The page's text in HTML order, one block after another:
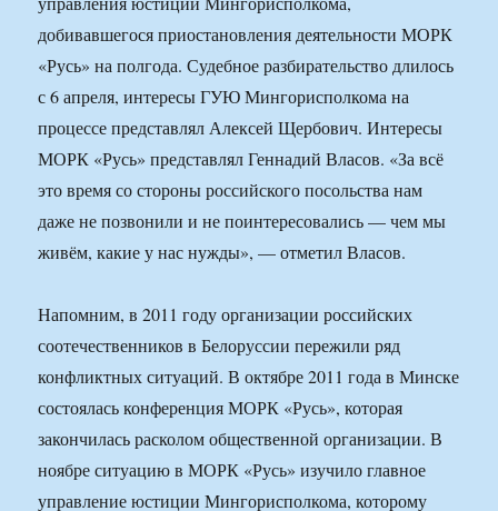
добивавшегося приостановления деятельности МОРК
«Русь» на полгода. Судебное разбирательство длилось
с 6 апреля, интересы ГУЮ Мингорисполкома на
процессе представлял Алексей Щербович. Интересы
МОРК «Русь» представлял Геннадий Власов. «За всё
это время со стороны российского посольства нам
даже не позвонили и не поинтересовались — чем мы
живём, какие у нас нужды», — отметил Власов.
Напомним, в 2011 году организации российских
соотечественников в Белоруссии пережили ряд
конфликтных ситуаций. В октябре 2011 года в Минске
состоялась конференция МОРК «Русь», которая
закончилась расколом общественной организации. В
ноябре ситуацию в МОРК «Русь» изучило главное
управление юстиции Мингорисполкома, которому